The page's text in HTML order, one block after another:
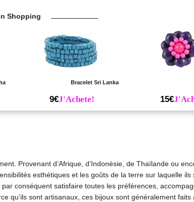
Shopping
Bracelet Sri Lanka
9€J'Achete! 15€
Provenant d’Afrique, d’Indonésie, de Thaïlande ou
esthétiques et les goûts de la terre sur laquelle ils
conséquent satisfaire toutes les préférences,
qu’ils sont artisanaux, ces bijoux sont généralement faits